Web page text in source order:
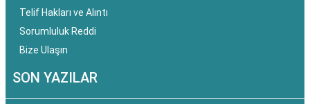
Telif Hakları ve Alıntı
Sorumluluk Reddi
Bize Ulaşın
SON YAZILAR